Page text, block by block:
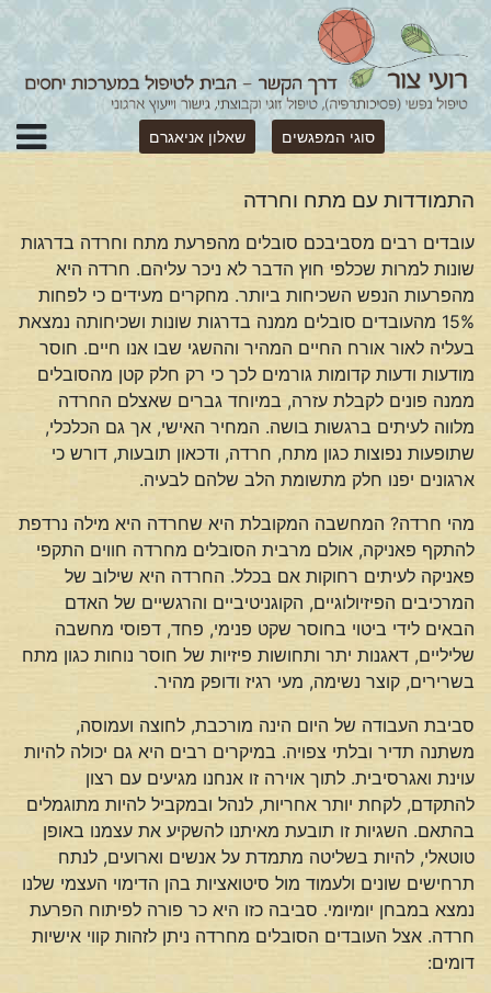
סוגי המפגשים שאלון אניאגרם
התמודדות עם מתח וחרדה
עובדים רבים מסביבכם סובלים מהפרעת מתח וחרדה בדרגות
שונות למרות שכלפי חוץ הדבר לא ניכר עליהם. חרדה היא
מהפרעות הנפש השכיחות ביותר. מחקרים מעידים כי לפחות
15% מהעובדים סובלים ממנה בדרגות שונות ושכיחותה נמצאת
בעליה לאור אורח החיים המהיר וההשגי שבו אנו חיים. חוסר
מודעות ודעות קדומות גורמים לכך כי רק חלק קטן מהסובלים
ממנה פונים לקבלת עזרה, במיוחד גברים שאצלם החרדה
מלווה לעיתים ברגשות בושה. המחיר האישי, אך גם הכלכלי,
שתופעות נפוצות כגון מתח, חרדה, ודכאון תובעות, דורש כי
ארגונים יפנו חלק מתשומת הלב שלהם לבעיה.
מהי חרדה? המחשבה המקובלת היא שחרדה היא מילה נרדפת
להתקף פאניקה, אולם מרבית הסובלים מחרדה חווים התקפי
פאניקה לעיתים רחוקות אם בכלל. החרדה היא שילוב של
המרכיבים הפיזיולוגיים, הקוגניטיביים והרגשיים של האדם
הבאים לידי ביטוי בחוסר שקט פנימי, פחד, דפוסי מחשבה
שליליים, דאגנות יתר ותחושות פיזיות של חוסר נוחות כגון מתח
בשרירים, קוצר נשימה, מעי רגיז ודופק מהיר.
סביבת העבודה של היום הינה מורכבת, לחוצה ועמוסה,
משתנה תדיר ובלתי צפויה. במיקרים רבים היא גם יכולה להיות
עוינת ואגרסיבית. לתוך אוירה זו אנחנו מגיעים עם רצון
להתקדם, לקחת יותר אחריות, לנהל ובמקביל להיות מתוגמלים
בהתאם. השגיות זו תובעת מאיתנו להשקיע את עצמנו באופן
טוטאלי, להיות בשליטה מתמדת על אנשים וארועים, לנתח
תרחישים שונים ולעמוד מול סיטואציות בהן הדימוי העצמי שלנו
נמצא במבחן יומיומי. סביבה כזו היא כר פורה לפיתוח הפרעת
חרדה. אצל העובדים הסובלים מחרדה ניתן לזהות קווי אישיות
דומים: